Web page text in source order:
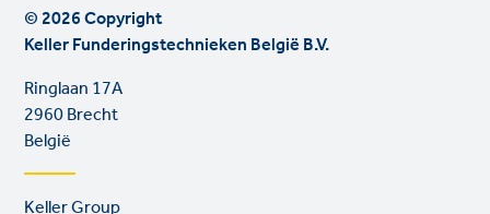
© 2026 Copyright
Keller Funderingstechnieken België B.V.
Ringlaan 17A
2960 Brecht
België
Footer